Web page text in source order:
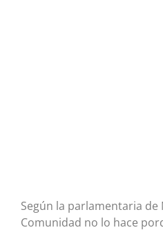
Según la parlamentaria de
Comunidad no lo hace